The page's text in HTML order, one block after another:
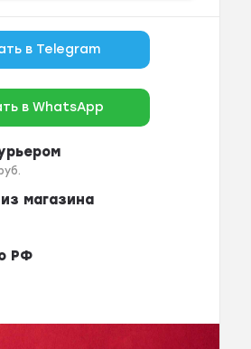
в Telegram
в WhatsApp
магазина
РФ